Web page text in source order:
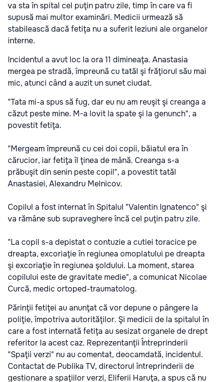
va sta în spital cel puţin patru zile, timp în care va fi
supusă mai multor examinări. Medicii urmează să
stabilească dacă fetiţa nu a suferit leziuni ale organelor
interne.
Incidentul a avut loc la ora 11 dimineaţa. Anastasia
mergea pe stradă, împreună cu tatăl şi frăţiorul său mai
mic, atunci când a auzit un sunet ciudat.
"Tata mi-a spus să fug, dar eu nu am reuşit şi creanga a
căzut peste mine. M-a lovit la spate şi la genunch", a
povestit fetiţa.
"Mergeam împreună cu cei doi copii, băiatul era în
cărucior, iar fetiţa îl ţinea de mână. Creanga s-a
prăbuşit din senin peste copil", a povestit tatăl
Anastasiei, Alexandru Melnicov.
Copilul a fost internat în Spitalul "Valentin Ignatenco" şi
va rămâne sub supraveghere încă cel puţin patru zile.
"La copil s-a depistat o contuzie a cutiei toracice pe
dreapta, excoriaţie în regiunea omoplatului pe dreapta
şi excoriaţie în regiunea şoldului. La moment, starea
copilului este de gravitate medie", a comunicat Nicolae
Curcă, medic ortoped-traumatolog.
Părinţii fetiţei au anunţat că vor depune o pângere la
poliţie, împotriva autorităţilor. Şi medicii de la spitalul în
care a fost internată fetiţa au sesizat organele de drept
referitor la acest caz. Reprezentanţii Întreprinderii
"Spaţii verzi" nu au comentat, deocamdată, incidentul.
Contactat de Publika TV, directorul întreprinderii de
gestionare a spaţiilor verzi, Eliferii Haruţa, a spus că nu